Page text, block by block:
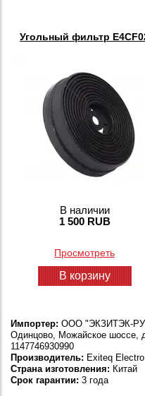
Угольный фильтр
В наличии
1 500 RUB
Просмотреть
В корзину
Импортер: ООО "ЭКЗИТЭК-
Одинцово, Можайское шоссе,
1147746930990
Производитель: Exiteq
Страна изготовления: Китай
Срок гарантии: 3 года